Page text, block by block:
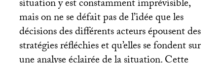
situation y est constamment imprévisible,
mais on ne se défait pas de l’idée que les
décisions des différents acteurs épousent des
stratégies réfléchies et qu’elles se fondent sur